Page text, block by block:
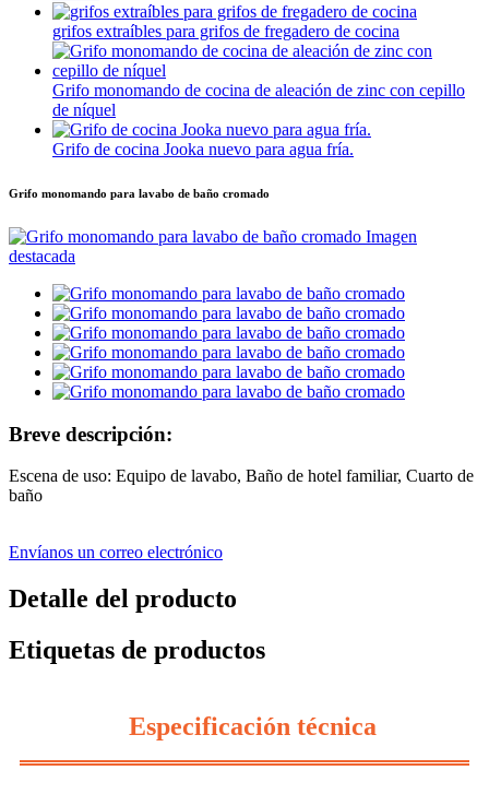
grifos extraíbles para grifos de fregadero de cocina
Grifo monomando de cocina de aleación de zinc con cepillo
de níquel
Grifo de cocina Jooka nuevo para agua fría.
Grifo monomando para lavabo de baño cromado
Breve descripción:
Escena de uso: Equipo de lavabo, Baño de hotel familiar, Cuarto de
baño
Envíanos un correo electrónico
Detalle del producto
Etiquetas de productos
Especificación técnica